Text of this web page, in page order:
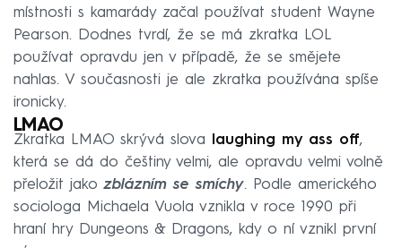
místnosti s kamarády začal používat student Wayne
Pearson. Dodnes tvrdí, že se má zkratka LOL
používat opravdu jen v případě, že se smějete
nahlas. V současnosti je ale zkratka používána spíše
ironicky.
LMAO
Zkratka LMAO skrývá slova laughing my ass off,
která se dá do češtiny velmi, ale opravdu velmi volně
přeložit jakozblázním se smíchy. Podle amerického
sociologa Michaela Vuola vznikla v roce 1990 při
hraní hry Dungeons & Dragons, kdy o ní vznikl první